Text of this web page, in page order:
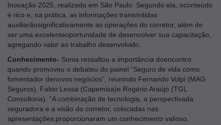
Inovação 2025, realizado em São Paulo. Segundo ela, oconteúdo
é rico e, na prática, as informações transmitidas
auxiliarãosignificativamente as operações do corretor, além de
ser uma excelenteoportunidade de desenvolver sua capacitação,
agregando valor ao trabalho desenvolvido.
Conhecimento- Sonia ressaltou a importância doencontro
quando promoveu o debateu do painel “Seguro de vida como
fomentador denovos negócios”, reunindo Fernando Volpi (MAG
Seguros), Fabio Lessa (Capemisa)e Rogério Araújo (TGL
Consultoria). “A combinação de tecnologia, a perspectivada
seguradora e a visão do corretor, colocadas nas
apresentações,proporcionaram um conhecimento valioso,